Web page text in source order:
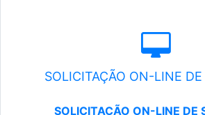
SOLICITAÇÃO ON-LINE DE
SOLICITAÇÃO ON-LINE DE